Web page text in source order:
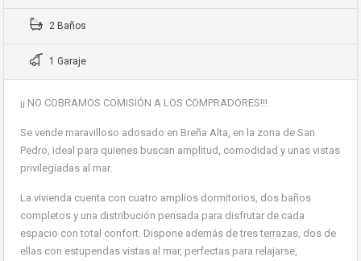
2 Baños
1 Garaje
¡¡ NO COBRAMOS COMISIÓN A LOS COMPRADORES!!!
Se vende maravilloso adosado en Breña Alta, en la zona de San
Pedro, ideal para quienes buscan amplitud, comodidad y unas vistas
privilegiadas al mar.
La vivienda cuenta con cuatro amplios dormitorios, dos baños
completos y una distribución pensada para disfrutar de cada
espacio con total confort. Dispone además de tres terrazas, dos de
ellas con estupendas vistas al mar, perfectas para relajarse,